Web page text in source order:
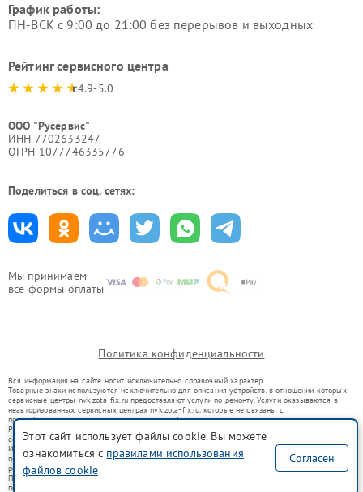
Мы принимаем
все формы оплаты
График работы:
ПН-ВСК с 9:00 до 21:00 без перерывов и выходных
Рейтинг сервисного центра
4.9-5.0
ООО "Русервис"
ИНН 7702633247
ОГРН 1077746335776
Поделиться в соц. сетях:
Политика конфиденциальности
Вся информация на сайте носит исключительно справочный характер.
Товарные знаки используются исключительно для описания устройств, в отношении которых
сервисные центры nvk.zota-fix.ru предоставляют услуги по ремонту. Услуги оказываются в
неавторизованных сервисных центрах nvk.zota-fix.ru, которые не связаны с
правообладателями товарных знаков или их официальными представителями.
Ремонт осуществляется для устройств, уже введенных в гражданский оборот в соответствии
со статьей 1487 ГК РФ.
Использование товарных знаков не преследует цели индивидуализации услуг или введения
потребителей в заблуждение, а служит для информирования о предоставляемых услугах по
ремонту техники указанных брендов.
Представленная на сайте информация не является публичной офертой, определяемой
положениями Статьи 437(2) Гражданского кодекса РФ
Этот сайт использует файлы cookie. Вы можете
ознакомиться с правилами использования
файлов cookie
Согласен